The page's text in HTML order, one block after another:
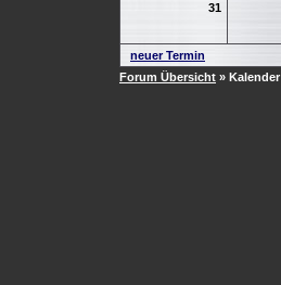
31
neuer Termin
Forum Übersicht » Kalender